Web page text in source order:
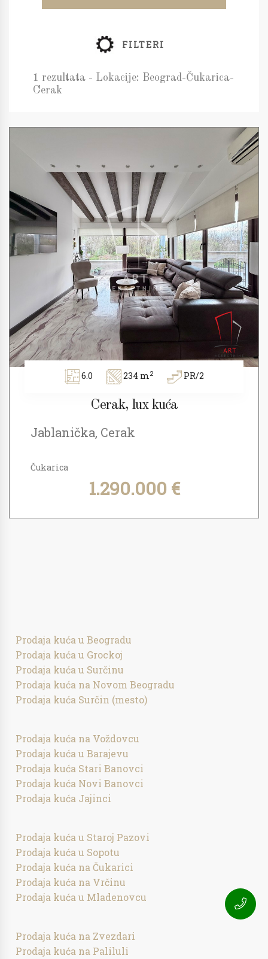
FILTERI
1 rezultata - Lokacije: Beograd-Čukarica-
Cerak
6.0 234 m2 PR/2
Cerak, lux kuća
Jablanička, Cerak
Čukarica
1.290.000 €
Prodaja kuća u Beogradu
Prodaja kuća u Grockoj
Prodaja kuća u Surčinu
Prodaja kuća na Novom Beogradu
Prodaja kuća Surčin (mesto)
Prodaja kuća na Voždovcu
Prodaja kuća u Barajevu
Prodaja kuća Stari Banovci
Prodaja kuća Novi Banovci
Prodaja kuća Jajinci
Prodaja kuća u Staroj Pazovi
Prodaja kuća u Sopotu
Prodaja kuća na Čukarici
Prodaja kuća na Vrčinu
Prodaja kuća u Mladenovcu
Prodaja kuća na Zvezdari
Prodaja kuća na Paliluli